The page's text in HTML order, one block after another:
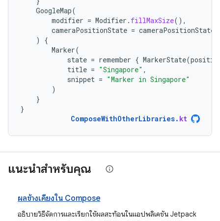
GoogleMap(
modifier = Modifier . fillMaxSize(),
cameraPositionState = cameraPositionState
)
{
Marker(
state = remember { MarkerState(
title = "Singapore" ,
snippet = "Marker in Singapore"
)
}
}
ComposeWithOtherLibraries. kt
แนะนำสำหรับคุณ
ผลข้างเคียงใน Compose
อธิบายวิธีจัดการและเรียกใช้ผลสะท้อนในแอปพลิเคชัน Jetpack